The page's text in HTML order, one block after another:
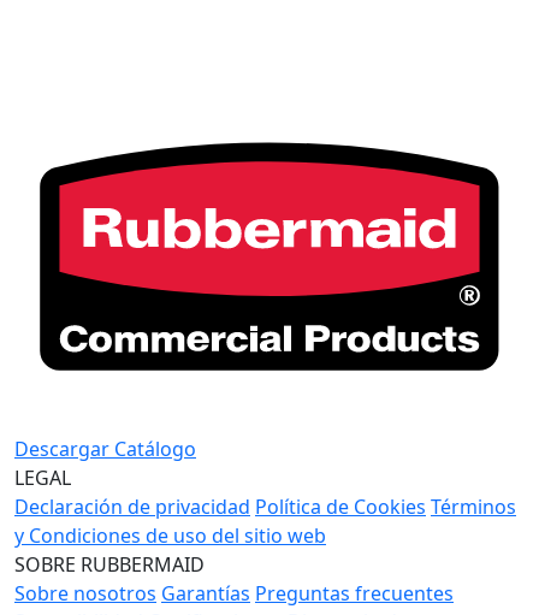
Descargar Catálogo
LEGAL
Declaración de privacidad Política de Cookies Términos
y Condiciones de uso del sitio web
SOBRE RUBBERMAID
Sobre nosotros Garantías Preguntas frecuentes